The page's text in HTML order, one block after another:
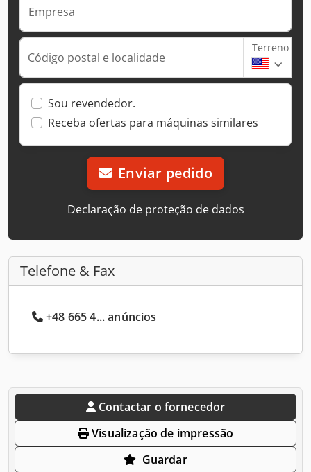
Empresa
Código postal e localidade
Terreno
Sou revendedor.
Receba ofertas para máquinas similares
Enviar pedido
Declaração de proteção de dados
Telefone & Fax
+48 665 4... anúncios
Contactar o fornecedor
Visualização de impressão
Guardar